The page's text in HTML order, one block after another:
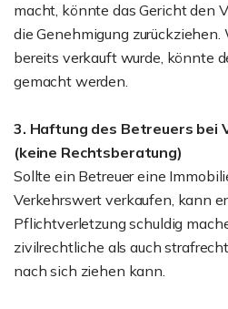
macht, könnte das Gericht den
die Genehmigung
bereits verkauft wurde, könnte
gemacht werden.
3. Haftung des Betreuers bei
(keine Rechtsberatung)
Sollte ein Betreuer eine
Verkehrswert verkaufen, kann
Pflichtverletzung schuldig
zivilrechtliche als auch
nach sich ziehen kann.